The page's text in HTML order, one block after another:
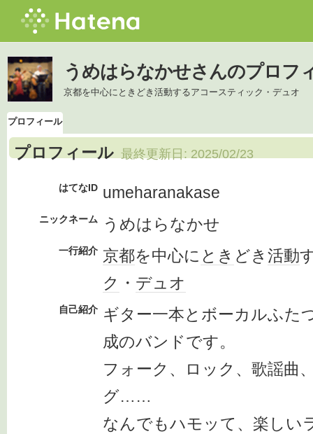
うめはらなかせさんのプロフ
京都を中心にときどき活動するアコースティック・デュオ
プロフィール
プロフィール 最終更新日: 2025/02/23
はてなID umeharanakase
ニックネーム うめはらなかせ
一行紹介 京都を中心に とき どき 活動
ク ・ デュオ
自己紹介 ギター一本とボーカルふた
成のバンドです。
フォーク、ロック、歌謡曲
グ……
なんでもハモッて、楽しい